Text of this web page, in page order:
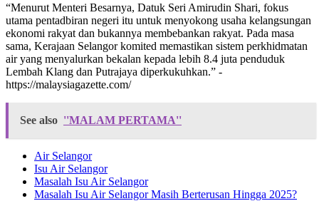
“Menurut Menteri Besarnya, Datuk Seri Amirudin Shari, fokus
utama pentadbiran negeri itu untuk menyokong usaha kelangsungan
ekonomi rakyat dan bukannya membebankan rakyat. Pada masa
sama, Kerajaan Selangor komited memastikan sistem perkhidmatan
air yang menyalurkan bekalan kepada lebih 8.4 juta penduduk
Lembah Klang dan Putrajaya diperkukuhkan.” -
https://malaysiagazette.com/
See also ''MALAM PERTAMA''
Air Selangor
Isu Air Selangor
Masalah Isu Air Selangor
Masalah Isu Air Selangor Masih Berterusan Hingga 2025?